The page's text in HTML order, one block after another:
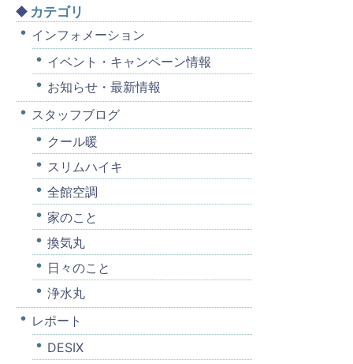
カテゴリ
インフォメーション
イベント・キャンペーン情報
お知らせ・最新情報
スタッフブログ
クール暖
スリムハイキ
全館空調
家のこと
換気丸
日々のこと
浄水丸
レポート
DESIX